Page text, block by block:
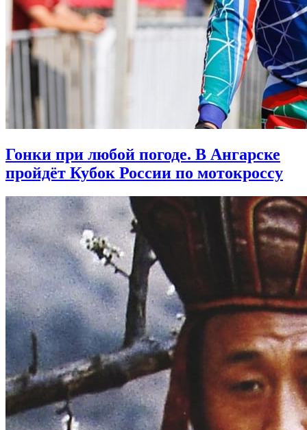
Гонки при любой погоде. В Ангарске
пройдёт Кубок России по мотокроссу